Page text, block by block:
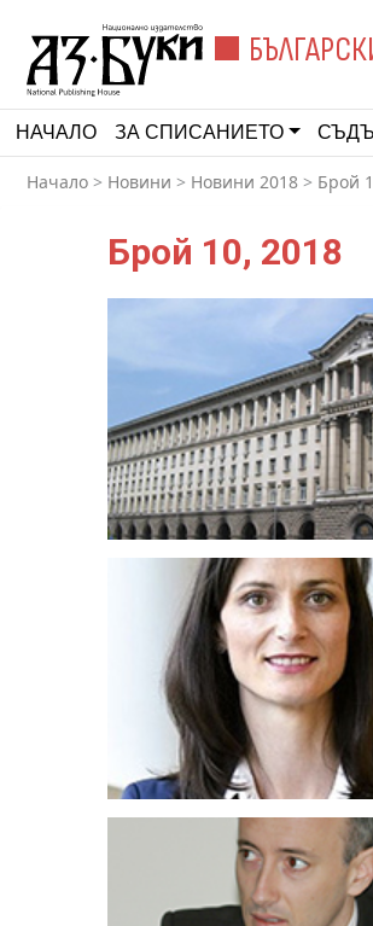
НАЧАЛО ЗА СПИСАНИЕТО
Начало > Новини > Новини 2018 > Брой
Брой 10, 2018